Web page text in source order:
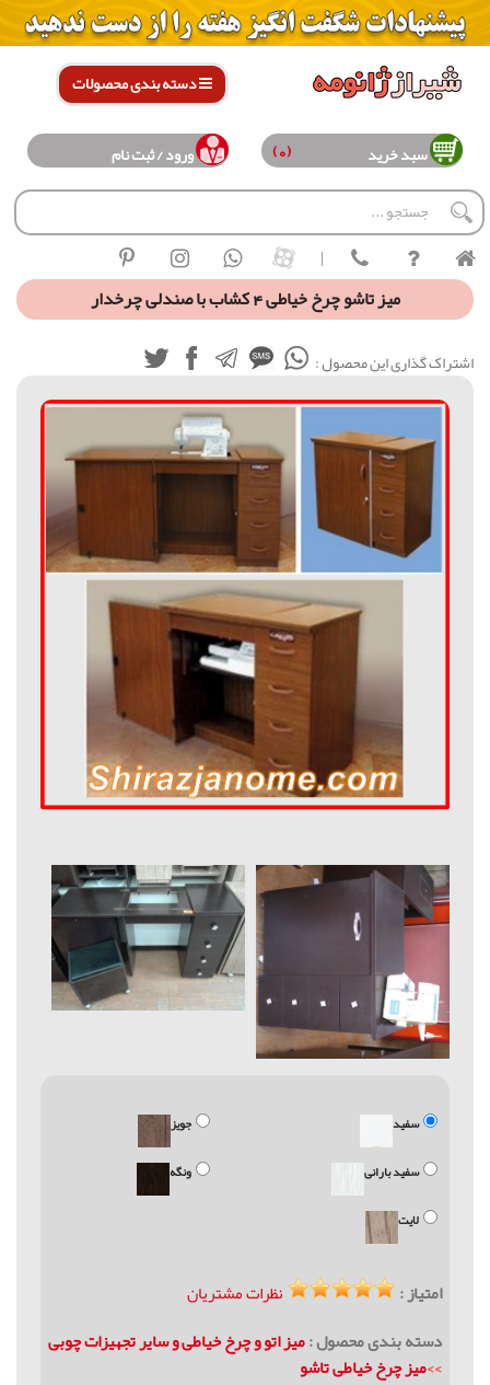
دسته بندی محصولات
سبد خرید (0) ورود / ثبت نام
|
ميز تاشو چرخ خیاطی 4 کشاب با صندلی چرخدار
اشتراک گذاری این محصول :
سفید
جویز
سفید بارانی
ونگه
لایت
امتیاز :
نظرات مشتریان
دسته بندی محصول :میز اتو و چرخ خیاطی و سایر تجهیزات چوبی
>>ميز چرخ خیاطی تاشو